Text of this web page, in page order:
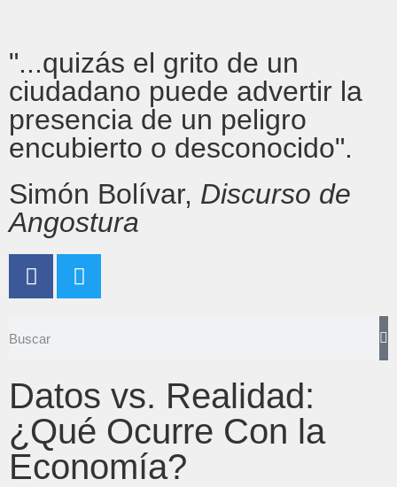
"...quizás el grito de un
ciudadano puede advertir la
presencia de un peligro
encubierto o desconocido".
Simón Bolívar, Discurso de
Angostura
Datos vs. Realidad:
¿Qué Ocurre Con la
Economía?